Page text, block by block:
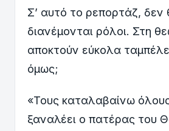
Σ’ αυτό το ρεπορτάζ, δεν
διανέμονται ρόλοι. Στη
αποκτούν εύκολα
όμως;
«Τους καταλαβαίνω
ξαναλέει ο πατέρας του